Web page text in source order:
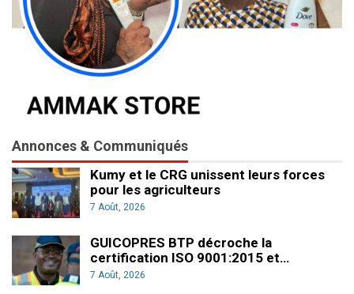
Annonces & Communiqués
Kumy et le CRG unissent leurs forces
pour les agriculteurs
7 Août, 2026
GUICOPRES BTP décroche la
certification ISO 9001:2015 et…
7 Août, 2026